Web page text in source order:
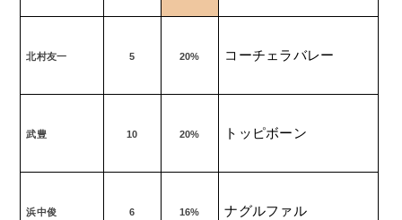
北村友一 5 20% コーチェラバレー
武豊 10 20% トッピボーン
浜中俊 6 16% ナグルファル